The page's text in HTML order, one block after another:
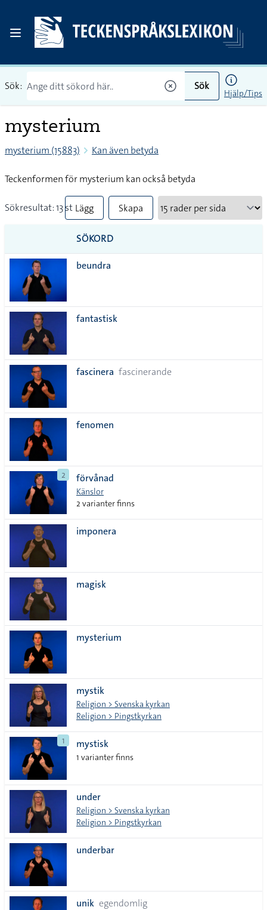
Sök: Sök
Hjälp/Tips
mysterium
mysterium (15883) Kan även betyda
Teckenformen för mysterium kan också betyda
Sökresultat: 13 st Lägg
till
alla i
Skapa
SÖKORD
beundra
fantastisk
fascinera fascinerande
fenomen
2 förvånad
Känslor
2 varianter finns
imponera
magisk
mysterium
mystik
Religion > Svenska kyrkan
Religion > Pingstkyrkan
1 mystisk
1 varianter finns
under
Religion > Svenska kyrkan
Religion > Pingstkyrkan
underbar
unik egendomlig